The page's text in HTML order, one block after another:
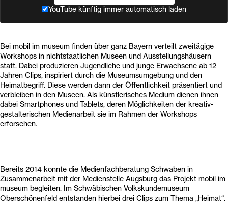
YouTube künftig immer automatisch laden
Bei mobil im museum finden über ganz Bayern verteilt zweitägige
Workshops in nichtstaatlichen Museen und Ausstellungshäusern
statt. Dabei produzieren Jugendliche und junge Erwachsene ab 12
Jahren Clips, inspiriert durch die Museumsumgebung und den
Heimatbegriff. Diese werden dann der Öffentlichkeit präsentiert und
verbleiben in den Museen. Als künstlerisches Medium dienen ihnen
dabei Smartphones und Tablets, deren Möglichkeiten der kreativ-
gestalterischen Medienarbeit sie im Rahmen der Workshops
erforschen.
Bereits 2014 konnte die Medienfachberatung Schwaben in
Zusammenarbeit mit der Medienstelle Augsburg das Projekt mobil im
museum begleiten. Im Schwäbischen Volkskundemuseum
Oberschönenfeld entstanden hierbei drei Clips zum Thema „Heimat“.